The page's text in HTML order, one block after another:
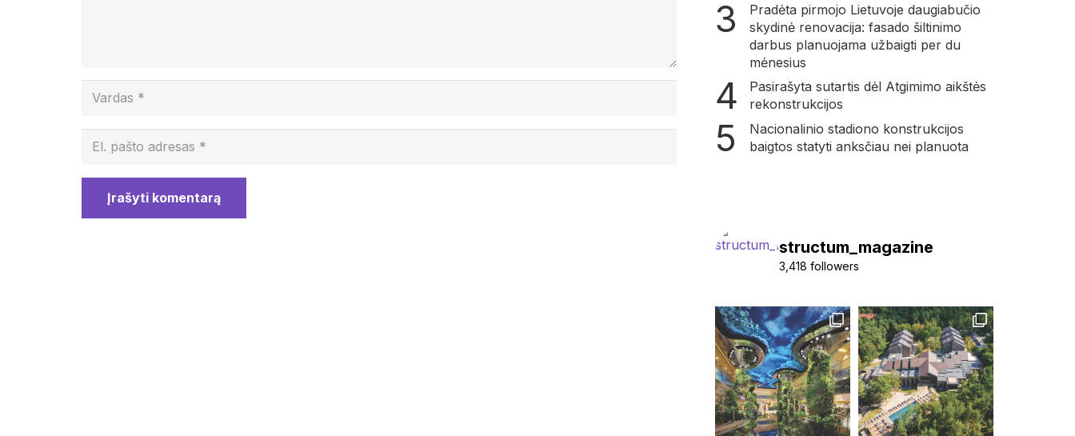
Įrašyti komentarą
Pradėta pirmojo Lietuvoje daugiabučio
skydinė renovacija: fasado šiltinimo
darbus planuojama užbaigti per du
mėnesius
Pasirašyta sutartis dėl Atgimimo aikštės
rekonstrukcijos
Nacionalinio stadiono konstrukcijos
baigtos statyti anksčiau nei planuota
structum_magazine
3,418 followers